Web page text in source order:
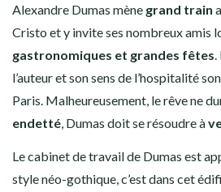
Alexandre Dumas mène grand train
Cristo et y invite ses nombreux amis
gastronomiques et grandes fêtes
l’auteur et son sens de l’hospitalité
Paris. Malheureusement, le rêve ne
endetté , Dumas doit se résoudre à
Le cabinet de travail de Dumas est
style néo-gothique, c’est dans cet